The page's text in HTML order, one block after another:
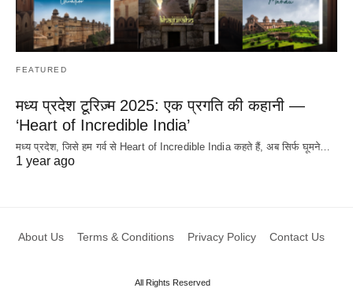
FEATURED
मध्य प्रदेश टूरिज़्म 2025: एक प्रगति की कहानी —
‘Heart of Incredible India’
मध्य प्रदेश, जिसे हम गर्व से Heart of Incredible India कहते हैं, अब सिर्फ घूमने…
1 year ago
About Us Terms & Conditions Privacy Policy Contact Us
All Rights Reserved